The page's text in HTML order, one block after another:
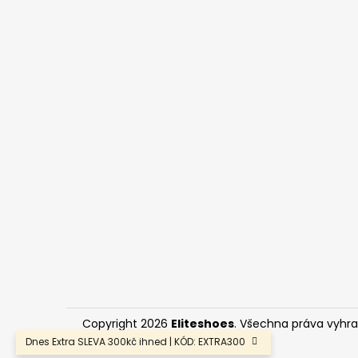
Dnes Extra SLEVA 300kč ihned | KÓD: EXTRA300
Copyright 2026 Eliteshoes. Všechna práva